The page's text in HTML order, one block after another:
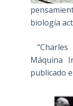
biología
Máquina
publicado